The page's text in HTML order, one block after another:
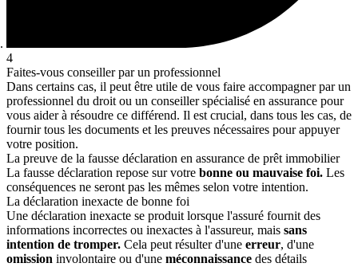
4
Faites-vous conseiller par un professionnel
Dans certains cas, il peut être utile de vous faire accompagner par un
professionnel du droit ou un conseiller spécialisé en assurance pour
vous aider à résoudre ce différend. Il est crucial, dans tous les cas, de
fournir tous les documents et les preuves nécessaires pour appuyer
votre position.
La preuve de la fausse déclaration en assurance de prêt immobilier
La fausse déclaration repose sur votre bonne ou mauvaise foi. Les
conséquences ne seront pas les mêmes selon votre intention.
La déclaration inexacte de bonne foi
Une déclaration inexacte se produit lorsque l'assuré fournit des
informations incorrectes ou inexactes à l'assureur, mais sans
intention de tromper. Cela peut résulter d'une erreur, d'une
omission involontaire ou d'une méconnaissance des détails